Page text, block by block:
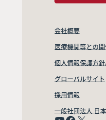
会社概要
医療機関等との
個人情報保護方
グローバルサイト
採用情報
一般社団法人 日